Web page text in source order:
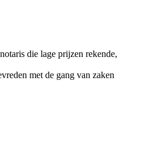
die lage prijzen rekende,
met de gang van zaken